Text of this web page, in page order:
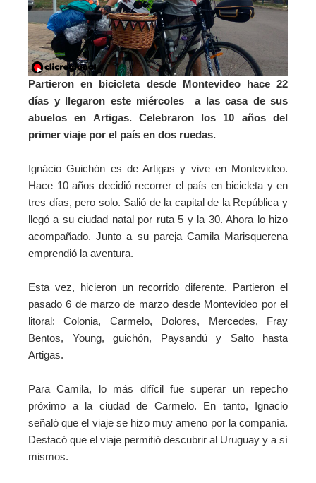
Partieron en bicicleta desde Montevideo hace 22
días y llegaron este miércoles a las casa de sus
abuelos en Artigas. Celebraron los 10 años del
primer viaje por el país en dos ruedas.
Ignácio Guichón es de Artigas y vive en Montevideo.
Hace 10 años decidió recorrer el país en bicicleta y en
tres días, pero solo. Salió de la capital de la República y
llegó a su ciudad natal por ruta 5 y la 30. Ahora lo hizo
acompañado. Junto a su pareja Camila Marisquerena
emprendió la aventura.
Esta vez, hicieron un recorrido diferente. Partieron el
pasado 6 de marzo de marzo desde Montevideo por el
litoral: Colonia, Carmelo, Dolores, Mercedes, Fray
Bentos, Young, guichón, Paysandú y Salto hasta
Artigas.
Para Camila, lo más difícil fue superar un repecho
próximo a la ciudad de Carmelo. En tanto, Ignacio
señaló que el viaje se hizo muy ameno por la companía.
Destacó que el viaje permitió descubrir al Uruguay y a sí
mismos.